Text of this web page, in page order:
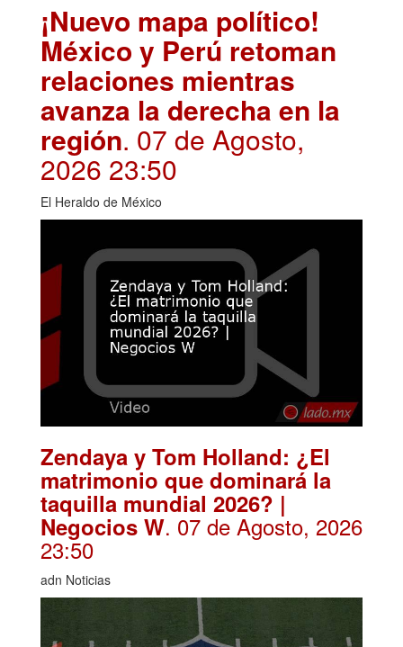
¡Nuevo mapa político!
México y Perú retoman
relaciones mientras
avanza la derecha en la
región. 07 de Agosto,
2026 23:50
El Heraldo de México
Zendaya y Tom Holland: ¿El
matrimonio que dominará la
taquilla mundial 2026? |
Negocios W. 07 de Agosto, 2026
23:50
adn Noticias